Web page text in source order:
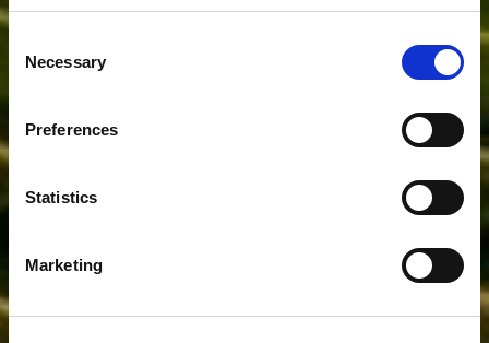
Selection
Necessary
Preferences
Statistics
Marketing
LA SOSTENIBILITÀ È L'EQUILIBRIO TRA
AMBIENTE, PATRIMONIO ED ECONOMIA